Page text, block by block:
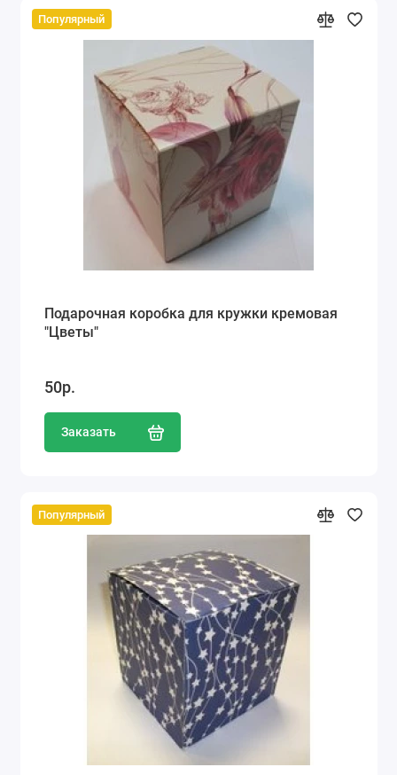
Популярный
Подарочная коробка для кружки кремовая
"Цветы"
50р.
Заказать
Популярный